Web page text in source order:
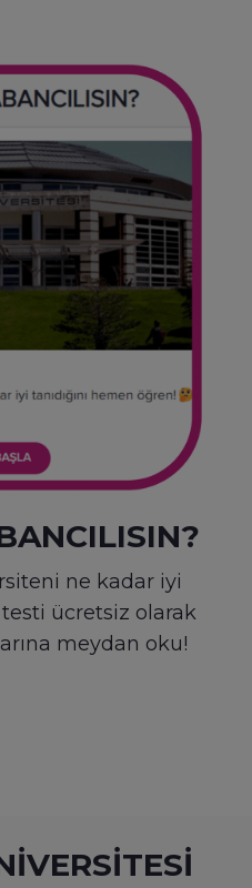
ne kadar iyi
testi ücretsiz olarak
meydan oku!